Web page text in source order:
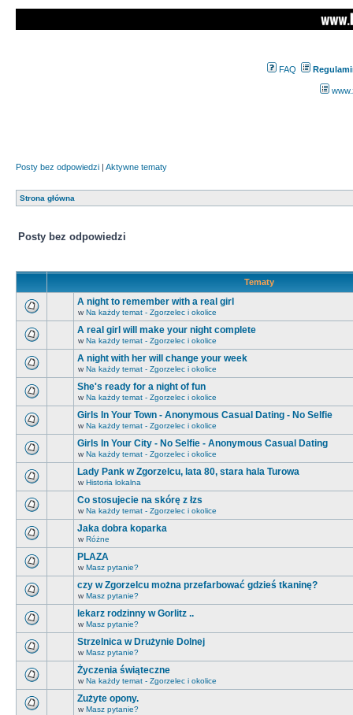
FAQ
Posty bez odpowiedzi | Aktywne tematy
Strona główna
Posty bez odpowiedzi
Tematy
A night to remember with a real girl
w Na każdy temat - Zgorzelec i okolice
A real girl will make your night complete
w Na każdy temat - Zgorzelec i okolice
A night with her will change your week
w Na każdy temat - Zgorzelec i okolice
She's ready for a night of fun
w Na każdy temat - Zgorzelec i okolice
Girls In Your Town - Anonymous Casual Dating - No Selfie
w Na każdy temat - Zgorzelec i okolice
Girls In Your City - No Selfie - Anonymous Casual Dating
w Na każdy temat - Zgorzelec i okolice
Lady Pank w Zgorzelcu, lata 80, stara hala Turowa
w Historia lokalna
Co stosujecie na skórę z łzs
w Na każdy temat - Zgorzelec i okolice
Jaka dobra koparka
w Różne
PLAZA
w Masz pytanie?
czy w Zgorzelcu można przefarbować gdzieś tkaninę?
w Masz pytanie?
lekarz rodzinny w Gorlitz ..
w Masz pytanie?
Strzelnica w Drużynie Dolnej
w Masz pytanie?
Życzenia świąteczne
w Na każdy temat - Zgorzelec i okolice
Zużyte opony.
w Masz pytanie?